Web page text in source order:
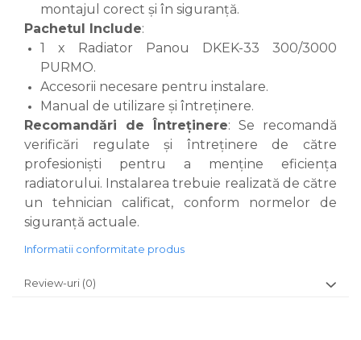
montajul corect și în siguranță.
Pachetul Include:
1 x Radiator Panou DKEK-33 300/3000
PURMO.
Accesorii necesare pentru instalare.
Manual de utilizare și întreținere.
Recomandări de Întreținere: Se recomandă
verificări regulate și întreținere de către
profesioniști pentru a menține eficiența
radiatorului. Instalarea trebuie realizată de către
un tehnician calificat, conform normelor de
siguranță actuale.
Informatii conformitate produs
Review-uri (0)